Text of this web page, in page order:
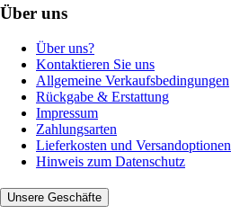
Über uns
Über uns?
Kontaktieren Sie uns
Allgemeine Verkaufsbedingungen
Rückgabe & Erstattung
Impressum
Zahlungsarten
Lieferkosten und Versandoptionen
Hinweis zum Datenschutz
Unsere Geschäfte